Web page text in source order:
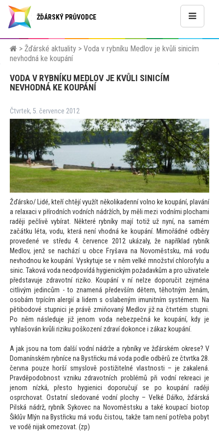
ŽĎÁRSKÝ PRŮVODCE
> Žďárské aktuality > Voda v rybníku Medlov je kvůli sinicím
nevhodná ke koupání
VODA V RYBNÍKU MEDLOV JE KVŮLI SINICÍM
NEVHODNÁ KE KOUPÁNÍ
Čtvrtek, 5. července 2012
Žďársko/ Lidé, kteří chtějí využít několikadenní volno ke koupání, plavání
a relaxaci v přírodních vodních nádržích, by měli mezi vodními plochami
raději pečlivě vybírat. Některé rybníky mají totiž už nyní, na samém
začátku léta, vodu, která není vhodná ke koupání. Mimořádné odběry
provedené ve středu 4. července 2012 ukázaly, že například rybník
Medlov, jenž se nachází u obce Fryšava na Novoměstsku, má vodu
nevhodnou ke koupání. Vyskytuje se v něm velké množství chlorofylu a
sinic. Taková voda neodpovídá hygienickým požadavkům a pro uživatele
představuje zdravotní riziko. Koupání v ní nelze doporučit zejména
citlivým jedincům -to znamená především dětem, těhotným ženám,
osobám trpícím alergií a lidem s oslabeným imunitním systémem. Na
pětibodové stupnici je právě zmiňovaný Medlov již na čtvrtém stupni.
Po něm následuje již jenom voda nebezpečná ke koupání, kdy je
vyhlašován kvůli riziku poškození zdraví dokonce i zákaz koupání.
A jak jsou natom další vodní nádrže a rybníky ve žďárském okrese? V
Domanínském rybníce na Bystřicku má voda podle odběrů ze čtvrtka 28.
června pouze horší smyslově postižitelné vlastnosti – je zakalená.
Pravděpodobnost vzniku zdravotních problémů při vodní rekreaci je
jenom nízká, přesto hygienici doporučují se po koupání raději
osprchovat. Ostatní sledované vodní plochy – Velké Dářko, žďárská
Pilská nádrž, rybník Sykovec na Novoměstsku a také koupací biotop
Šiklův Mlýn na Bystřicku má vodu čistou, takže tam není potřeba pobyt
ve vodě nijak omezovat. (zp)